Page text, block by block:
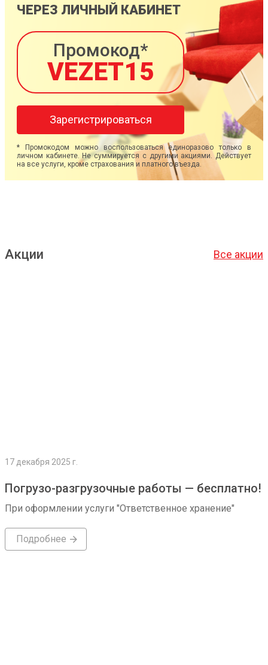
ЧЕРЕЗ ЛИЧНЫЙ КАБИНЕТ
Промокод*
VEZET15
Зарегистрироваться
* Промокодом можно воспользоваться единоразово только в
личном кабинете. Не суммируется с другими акциями. Действует
на все услуги, кроме страхования и платного въезда.
Акции Все акции
17 декабря 2025 г.
Погрузо-разгрузочные работы — бесплатно!
При оформлении услуги "Ответственное хранение"
Подробнее